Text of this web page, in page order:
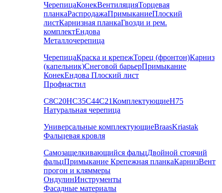
ЧерепицаКонекВентиляцияТорцевая
планкаРаспродажаПримыканиеПлоский
листКарнизная планкаГвозди и рем.
комплектЕндова
Металлочерепица
ЧерепицаКраска и крепежТорец (фронтон)Карниз
(капельник)Снеговой барьерПримыкание
КонекЕндова Плоский лист
Профнастил
С8С20НС35С44С21КомплектующиеН75
Натуральная черепица
Универсальные комплектующиеBraasKriastak
Фальцевая кровля
Самозащелкивающийся фальцДвойной стоячий
фальцПримыкание Крепежная планкаКарнизВент
прогон и кляммеры
ОндулинИнструменты
Фасадные материалы